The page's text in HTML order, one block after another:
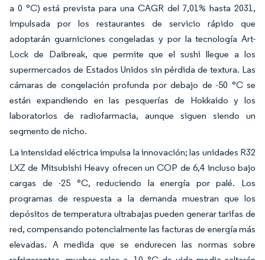
a 0 °C) está prevista para una CAGR del 7,01% hasta 2031,
impulsada por los restaurantes de servicio rápido que
adoptarán guarniciones congeladas y por la tecnología Art-
Lock de Daibreak, que permite que el sushi llegue a los
supermercados de Estados Unidos sin pérdida de textura. Las
cámaras de congelación profunda por debajo de -50 °C se
están expandiendo en las pesquerías de Hokkaido y los
laboratorios de radiofarmacia, aunque siguen siendo un
segmento de nicho.
La intensidad eléctrica impulsa la innovación; las unidades R32
LXZ de Mitsubishi Heavy ofrecen un COP de 6,4 incluso bajo
cargas de -25 °C, reduciendo la energía por palé. Los
programas de respuesta a la demanda muestran que los
depósitos de temperatura ultrabajas pueden generar tarifas de
red, compensando potencialmente las facturas de energía más
elevadas. A medida que se endurecen las normas sobre